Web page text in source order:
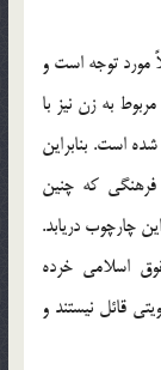
مورد توجه است و
به زن نیز با
است. بنابراین
فرهنگی که چنین
چارچوب دریابد.
اسلامی خرده
قائل نیستند و